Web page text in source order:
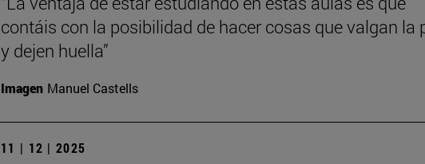
contáis con la posibilidad de hacer cosas que valgan la
y dejen huella”
Imagen Manuel Castells
11 | 12 | 2025